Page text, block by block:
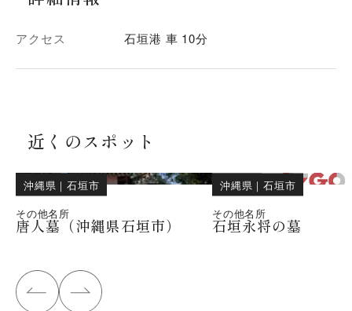
アクセス 石垣港 車 10分
近くのスポット
沖縄県 ｜石垣市
その他名所
唐人墓（沖縄県石垣市）
沖縄県 ｜石垣市
その他名所
石垣永将の墓